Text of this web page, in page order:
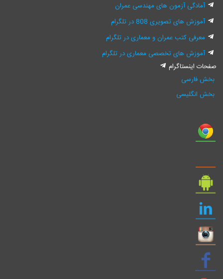
آمادگی آزمون های مهندسی عمران
آموزش های تصویری 808 در تلگرام
معرفی کتب عمران و معماری در تلگرام
آموزش های تخصصی معماری در تلگرام
صفحات اینستاگرام
بخش فارسی
بخش انگلیسی